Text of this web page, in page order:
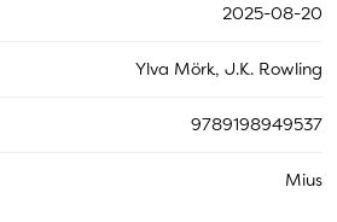
2025-08-20
Ylva Mörk, J.K. Rowling
9789198949537
Mius